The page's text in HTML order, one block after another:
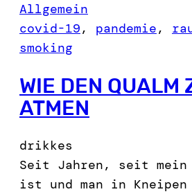
Allgemein
covid-19, pandemie,
smoking
WIE DEN QUALM
ATMEN
drikkes
Seit Jahren, seit mein
ist und man in